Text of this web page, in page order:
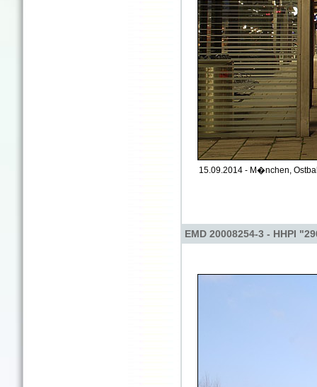
15.09.2014 - M�nchen,
EMD 20008254-3 - HHPI